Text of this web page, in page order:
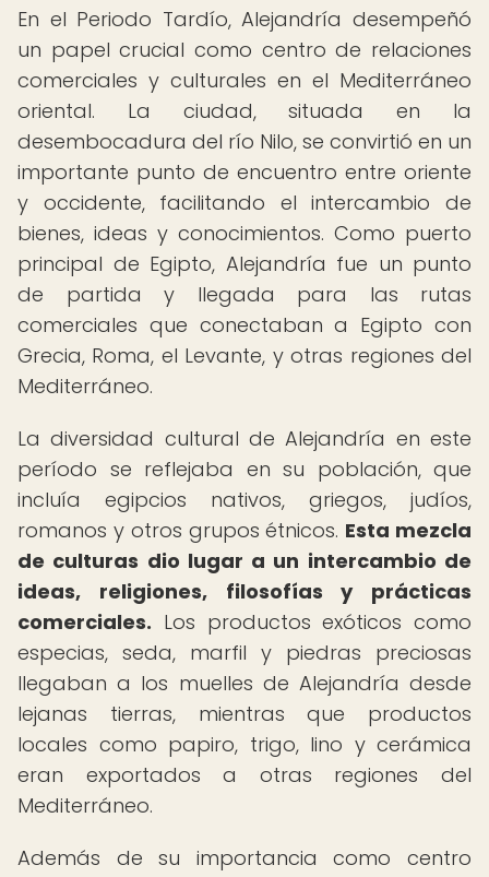
En el Periodo Tardío, Alejandría desempeñó
un papel crucial como centro de relaciones
comerciales y culturales en el Mediterráneo
oriental. La ciudad, situada en la
desembocadura del río Nilo, se convirtió en un
importante punto de encuentro entre oriente
y occidente, facilitando el intercambio de
bienes, ideas y conocimientos. Como puerto
principal de Egipto, Alejandría fue un punto
de partida y llegada para las rutas
comerciales que conectaban a Egipto con
Grecia, Roma, el Levante, y otras regiones del
Mediterráneo.
La diversidad cultural de Alejandría en este
período se reflejaba en su población, que
incluía egipcios nativos, griegos, judíos,
romanos y otros grupos étnicos. Esta mezcla
de culturas dio lugar a un intercambio de
ideas, religiones, filosofías y prácticas
comerciales. Los productos exóticos como
especias, seda, marfil y piedras preciosas
llegaban a los muelles de Alejandría desde
lejanas tierras, mientras que productos
locales como papiro, trigo, lino y cerámica
eran exportados a otras regiones del
Mediterráneo.
Además de su importancia como centro